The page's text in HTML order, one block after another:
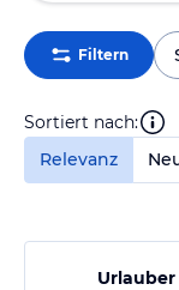
Filtern
Sortiert nach:
Relevanz
Urlauber